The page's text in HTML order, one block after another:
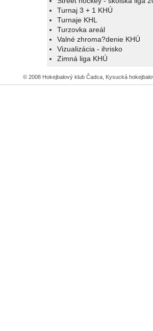
Turnaj 3 + 1 KHÚ
Turnaje KHL
Turzovka areál
Valné zhroma?denie KHÚ
Vizualizácia - ihrisko
Zimná liga KHÚ
© 2008 Hokejbalový klub Čadca, Kysucká